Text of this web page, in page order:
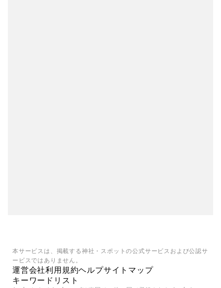
本サービスは、掲載する神社・スポットの公式サービスおよび公認サ
ービスではありません。
運営会社利用規約ヘルプサイトマップ
キーワードリスト